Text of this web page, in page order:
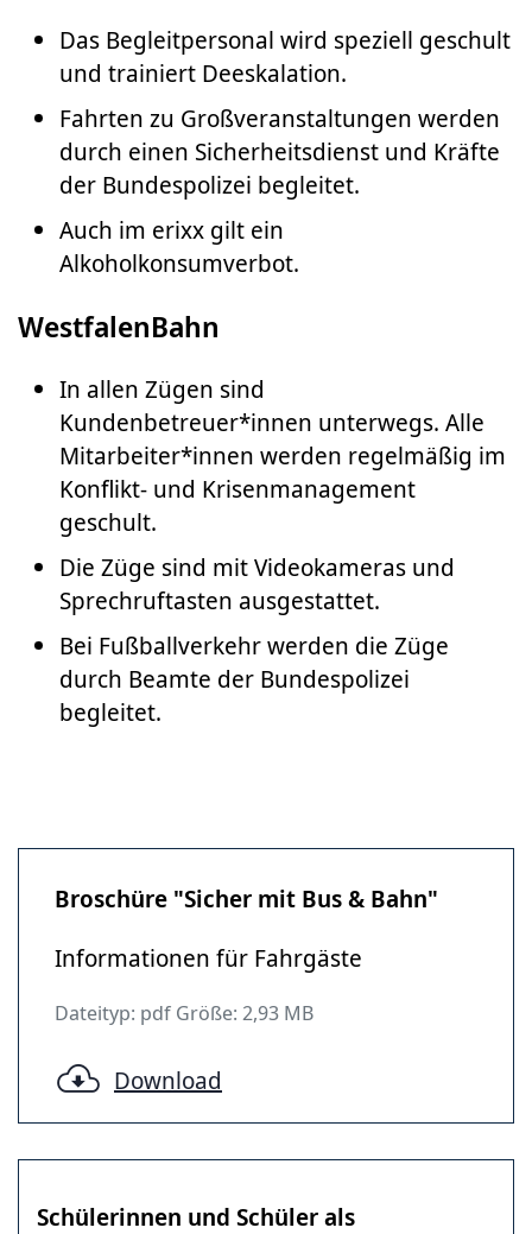
Das Begleitpersonal wird speziell geschult
und trainiert Deeskalation.
Fahrten zu Großveranstaltungen werden
durch einen Sicherheitsdienst und Kräfte
der Bundespolizei begleitet.
Auch im erixx gilt ein
Alkoholkonsumverbot.
WestfalenBahn
In allen Zügen sind
Kundenbetreuer*innen unterwegs. Alle
Mitarbeiter*innen werden regelmäßig im
Konflikt- und Krisenmanagement
geschult.
Die Züge sind mit Videokameras und
Sprechruftasten ausgestattet.
Bei Fußballverkehr werden die Züge
durch Beamte der Bundespolizei
begleitet.
Broschüre "Sicher mit Bus & Bahn"
Informationen für Fahrgäste
Dateityp: pdf Größe: 2,93 MB
Download
Schülerinnen und Schüler als